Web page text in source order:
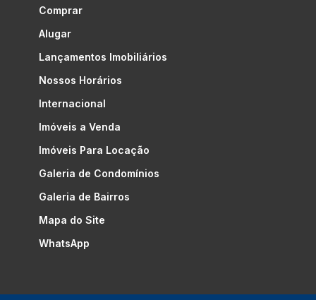
Comprar
Alugar
Lançamentos Imobiliários
Nossos Horários
Internacional
Imóveis a Venda
Imóveis Para Locação
Galeria de Condomínios
Galeria de Bairros
Mapa do Site
WhatsApp